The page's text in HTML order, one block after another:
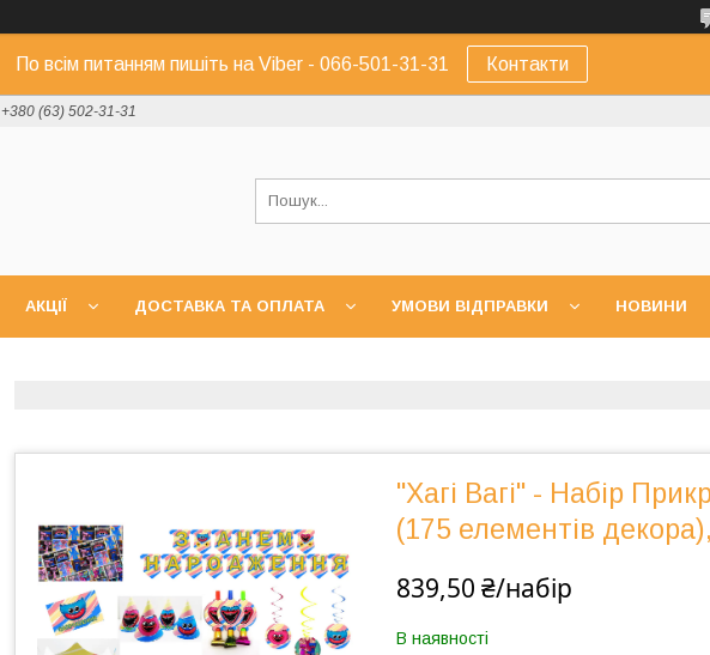
По всім питанням пишіть на Viber - 066-501-31-31 Контакти
+380 (63) 502-31-31
АКЦІЇ ДОСТАВКА ТА ОПЛАТА УМОВИ ВІДПРАВКИ НОВИНИ
"Хагі Вагі" - Набір
(175 елементів
839,50 ₴/набір
В наявності